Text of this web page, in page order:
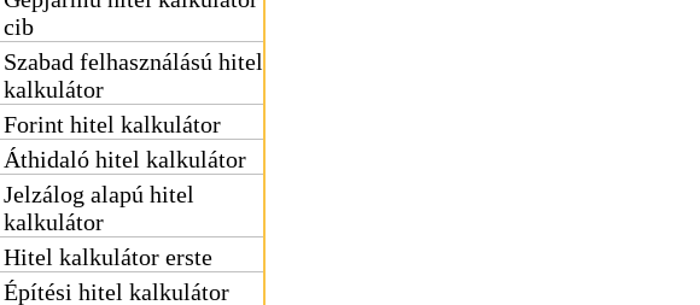
cib
Szabad felhasználású hitel
kalkulátor
Forint hitel kalkulátor
Áthidaló hitel kalkulátor
Jelzálog alapú hitel
kalkulátor
Hitel kalkulátor erste
Építési hitel kalkulátor